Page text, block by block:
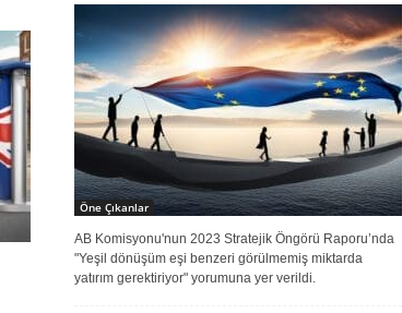
Öne Çıkanlar
AB Komisyonu'nun 2023 Stratejik Öngörü Raporu’nda
"Yeşil dönüşüm eşi benzeri görülmemiş miktarda
yatırım gerektiriyor" yorumuna yer verildi.